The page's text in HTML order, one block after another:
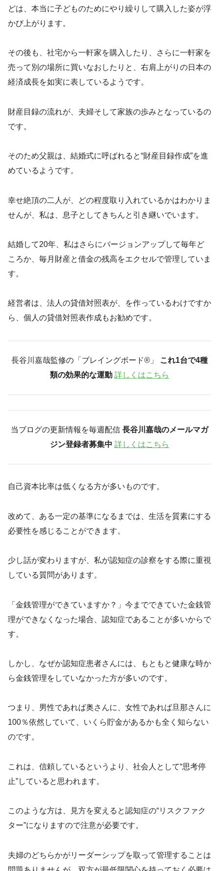
どは、本当に子どものためにやり繰りして購入した姿が浮
かび上がります。
その後も、社宅から一軒家を購入したり、さらに一軒家を
売って別の場所に買いなおしたりと、右肩上がりの日本の
経済成長を如実に表しているようです。
財産目録の流れが、夫婦そして家族の歩みとなっているの
です。
そのため父親は、結婚式に呼ばれると“財産目録作成”を進
めているようです。
幸せ絶頂の二人が、どの程度取り入れているかはわかりま
せんが、私は、息子としてきちんと引き継いでいます。
結婚して20年、私はさらにバージョンアップして毎年ど
ころか、毎月財産と借金の残高をエクセルで管理していま
す。
経営者は、法人の貸借対照表が、を作っているわけですか
ら、個人の貸借対照表作成もお勧めです。
長谷川嘉哉監修の「ブレイングボード®︎」
これ1台で4種
類の効果的な運動 詳しくはこちら
当ブログの更新情報を毎週配信 長谷川嘉哉のメールマガ
ジン登録者募集中 詳しくはこちら
自己資本比率は低くなる方が多いものです。
改めて、ある一定の基準になるまでは、生活を質素にする
必要性を感じることができます。
少し話が変わりますが、私が認知症の診察をする際に重視
している質問があります。
「金銭管理ができていますか？」今までできていた金銭管
理ができなくなった場合、認知症であることが多いからで
す。
しかし、なぜか認知症患者さんには、もともと健康な時か
ら金銭管理をしていなかった方が多いのです。
つまり、男性であれば奥さんに、女性であれば旦那さんに
100％依然していて、いくら貯金があるかも全く知らない
のです。
これは、信頼しているというより、社会人として“思考停
止”していると思われます。
このような方は、見方を変えると認知症の“リスクファク
ター”になりますので注意が必要です。
夫婦のどちらかがリーダーシップを取って管理することは